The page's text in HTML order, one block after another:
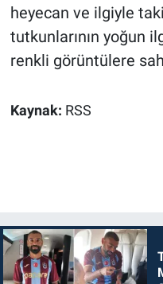
heyecan ve ilgiyle
tutkunlarının yoğun
renkli görüntülere
Kaynak: RSS